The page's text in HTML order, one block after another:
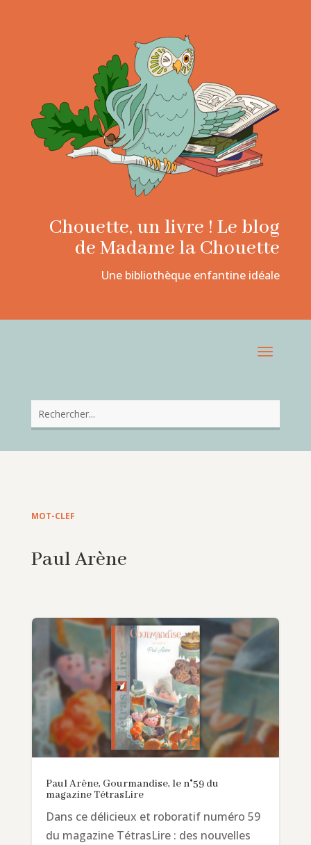
Chouette, un livre ! Le blog
de Madame la Chouette
Une bibliothèque enfantine idéale
MOT-CLEF
Paul Arène
Paul Arène, Gourmandise, le n°59 du
magazine TétrasLire
Dans ce délicieux et roboratif numéro 59
du magazine TétrasLire : des nouvelles